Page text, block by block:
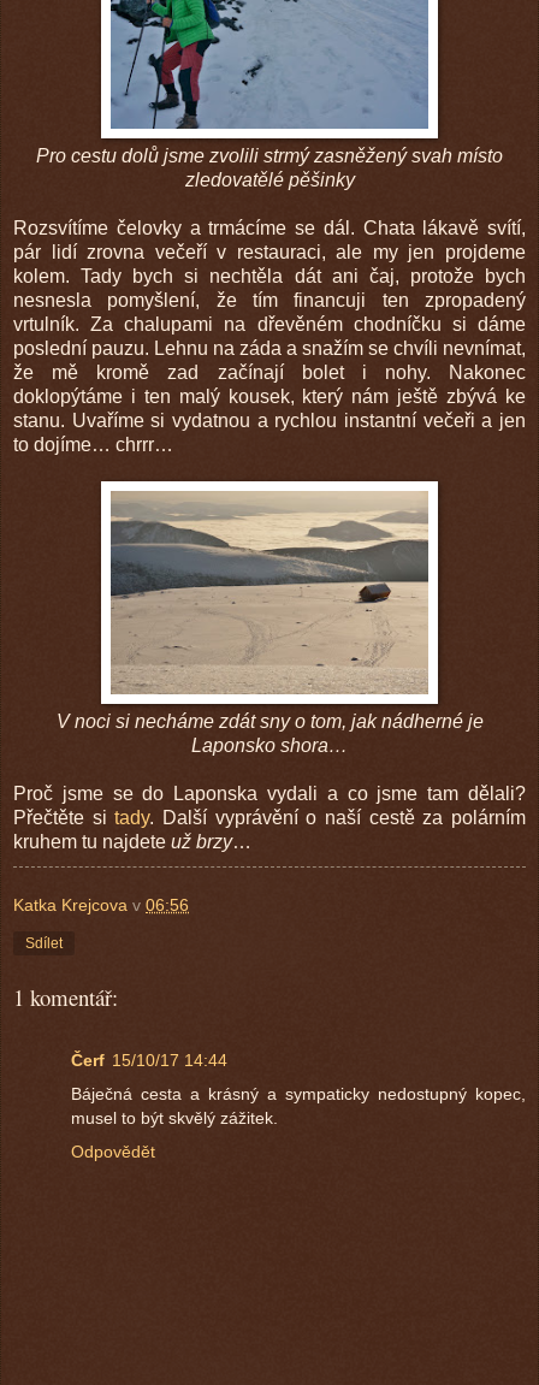
Pro cestu dolů jsme zvolili strmý zasněžený svah místo
zledovatělé pěšinky
Rozsvítíme čelovky a trmácíme se dál. Chata lákavě svítí,
pár lidí zrovna večeří v restauraci, ale my jen projdeme
kolem. Tady bych si nechtěla dát ani čaj, protože bych
nesnesla pomyšlení, že tím financuji ten zpropadený
vrtulník. Za chalupami na dřevěném chodníčku si dáme
poslední pauzu. Lehnu na záda a snažím se chvíli nevnímat,
že mě kromě zad začínají bolet i nohy. Nakonec
doklopýtáme i ten malý kousek, který nám ještě zbývá ke
stanu. Uvaříme si vydatnou a rychlou instantní večeři a jen
to dojíme… chrrr…
V noci si necháme zdát sny o tom, jak nádherné je
Laponsko shora…
Proč jsme se do Laponska vydali a co jsme tam dělali?
Přečtěte sitady. Další vyprávění o naší cestě za polárním
kruhem tu najdete už brzy…
Katka Krejcova v 06:56
Sdílet
1 komentář:
Čerf 15/10/17 14:44
Báječná cesta a krásný a sympaticky nedostupný kopec,
musel to být skvělý zážitek.
Odpovědět